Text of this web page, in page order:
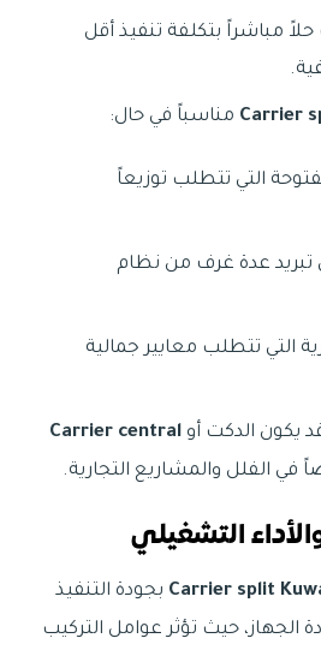
مباشراً بتكلفة تنفيذ أقل
مناسباً في حال:
التي تتطلب توزيعاً
تبريد عدة غرف من نظام
التي تتطلب معايير جمالية
يكون الدكت أو Carrier central
في الفلل والمشاريع التجارية.
التشغيلي
بجودة التنفيذ
الجهاز، حيث تؤثر عوامل التركيب